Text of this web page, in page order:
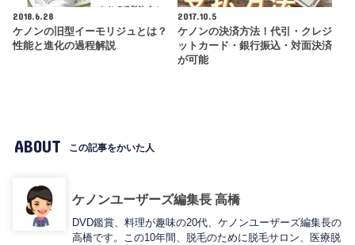
2018.6.28
ケノンの旧型イーモリジュとは？
性能と進化の過程解説
2017.10.5
ケノンの決済方法！代引・クレジ
ットカード・銀行振込・対面決済
が可能
ABOUT この記事をかいた人
ケノンユーザーズ編集長 高橋
DVD鑑賞、料理が趣味の20代、ケノンユーザーズ編集長の
高橋です。この10年間、脱毛のために脱毛サロン、医療脱